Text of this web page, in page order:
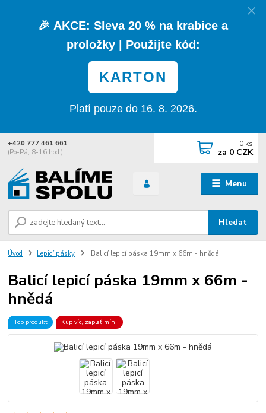
🎉 AKCE: Sleva 20 % na krabice a
proložky| Použijte kód:
KARTON
Platí pouze do 16. 8. 2026.
Menu
Hledat
+420 777 461 661
(Po-Pá, 8-16 hod.)
0 ks
za 0 CZK
Úvod Lepicí pásky Balicí lepicí páska 19mm x 66m - hnědá
Balicí lepicí páska 19mm x 66m -
hnědá
Top produkt Kup víc, zaplať mín!